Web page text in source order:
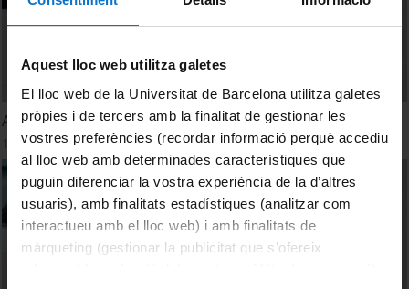
Aquest lloc web utilitza galetes
El lloc web de la Universitat de Barcelona utilitza galetes
pròpies i de tercers amb la finalitat de gestionar les
vostres preferències (recordar informació perquè accediu
al lloc web amb determinades característiques que
puguin diferenciar la vostra experiència de la d’altres
usuaris), amb finalitats estadístiques (analitzar com
interactueu amb el lloc web) i amb finalitats de
màrqueting (gestionar la publicitat que s’ofereix
adequant-la en funció dels vostres hàbits de navegació).
App SocUB 2.0
16 Marzo, 2023